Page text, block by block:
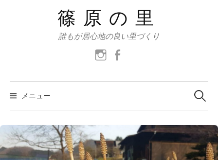
篠原の里
誰もが居心地の良い里づくり
メニュー